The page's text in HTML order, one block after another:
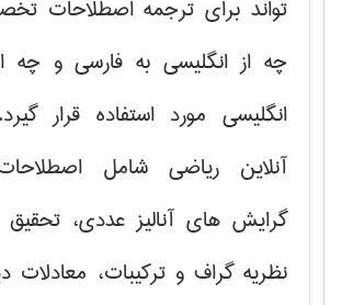
تواند برای ترجمه اصطلاحات
چه از انگلیسی به فارسی و چه
انگلیسی مورد استفاده قرار
آنلاین ریاضی شامل
گرایش های آنالیز عددی،
نظریه گراف و تركیبات، معادلات